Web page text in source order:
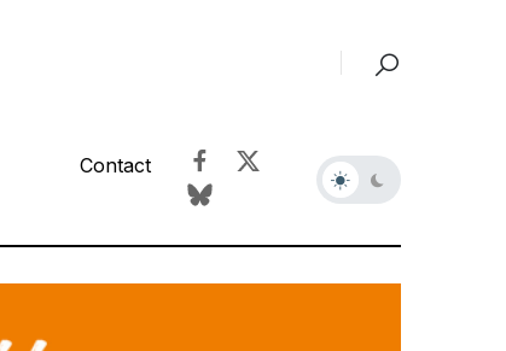
Contact